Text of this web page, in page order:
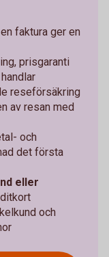
faktura ger en
prisgaranti
reseförsäkring
av resan med
och
det första
eller
och